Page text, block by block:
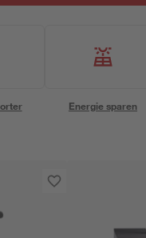
Energie sparen